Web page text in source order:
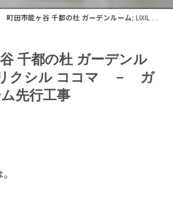
町田市能ヶ谷 千都の杜 ガーデンルーム; LIXIL リクシル ココマ － ガーデンルーム先行工事
千都の杜 ガーデンル
リクシル ココマ － ガ
先行工事